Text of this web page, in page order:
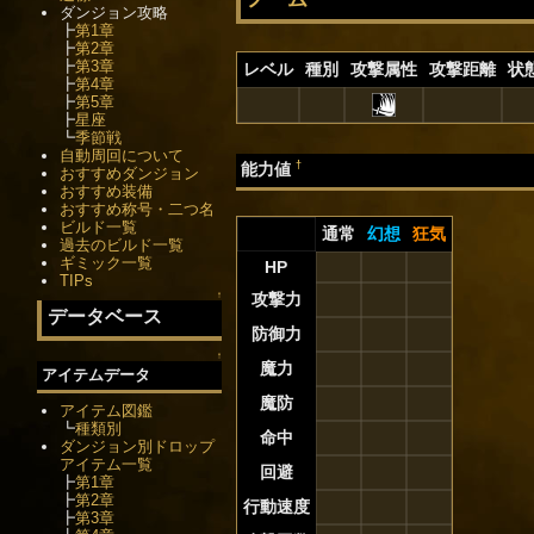
レベル 種別 攻撃属性 攻撃距離 状
能力値 †
通常 幻想
狂気
HP
攻撃力
防御力
魔力
魔防
命中
回避
行動速度
ダンジョン攻略
┣第1章
┣第2章
┣第3章
┣第4章
┣第5章
┣星座
┗季節戦
自動周回について
おすすめダンジョン
おすすめ装備
おすすめ称号・二つ名
ビルド一覧
過去のビルド一覧
ギミック一覧
TIPs
↑
データベース
↑
アイテムデータ
アイテム図鑑
┗種類別
ダンジョン別ドロップ
アイテム一覧
┣第1章
┣第2章
┣第3章